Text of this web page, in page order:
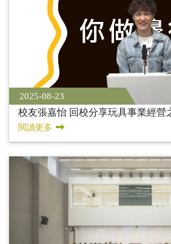
2025-08-23
校友張嘉怡 回校分享玩具事業經營
閱讀更多